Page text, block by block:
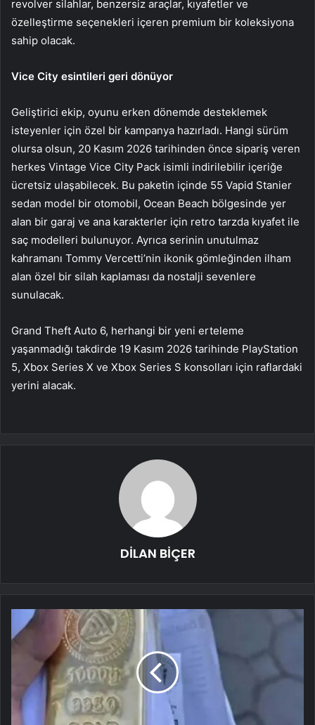
revolver silahlar, benzersiz araçlar, kıyafetler ve
özelleştirme seçenekleri içeren premium bir koleksiyona
sahip olacak.
​Vice City esintileri geri dönüyor
​Geliştirici ekip, oyunu erken dönemde desteklemek
isteyenler için özel bir kampanya hazırladı. Hangi sürüm
olursa olsun, 20 Kasım 2026 tarihinden önce sipariş veren
herkes Vintage Vice City Pack isimli indirilebilir içeriğe
ücretsiz ulaşabilecek. Bu paketin içinde 55 Vapid Stanier
sedan model bir otomobil, Ocean Beach bölgesinde yer
alan bir garaj ve ana karakterler için retro tarzda kıyafet ile
saç modelleri bulunuyor. Ayrıca serinin unutulmaz
kahramanı Tommy Vercetti’nin ikonik gömleğinden ilham
alan özel bir silah kaplaması da nostalji sevenlere
sunulacak.
​Grand Theft Auto 6, herhangi bir yeni erteleme
yaşanmadığı takdirde 19 Kasım 2026 tarihinde PlayStation
5, Xbox Series X ve Xbox Series S konsolları için raflardaki
yerini alacak.
DİLAN BİÇER